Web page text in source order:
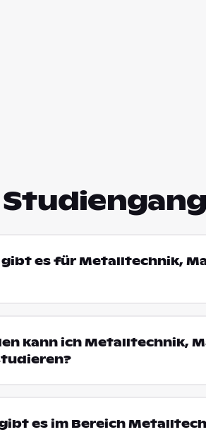
es für Metalltechnik,
kann ich Metalltechnik,
es im Bereich